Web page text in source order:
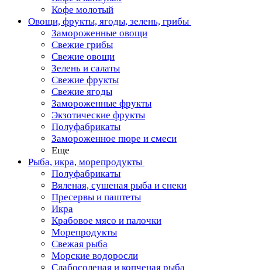
Кофе молотый
Овощи, фрукты, ягоды, зелень, грибы
Замороженные овощи
Свежие грибы
Свежие овощи
Зелень и салаты
Свежие фрукты
Свежие ягоды
Замороженные фрукты
Экзотические фрукты
Полуфабрикаты
Замороженное пюре и смеси
Еще
Рыба, икра, морепродукты
Полуфабрикаты
Вяленая, сушеная рыба и снеки
Пресервы и паштеты
Икра
Крабовое мясо и палочки
Морепродукты
Свежая рыба
Морские водоросли
Слабосоленая и копченая рыба